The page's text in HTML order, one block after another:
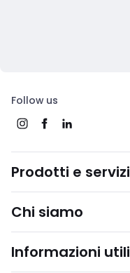
Follow us
Prodotti e servizi
Chi siamo
Informazioni utili